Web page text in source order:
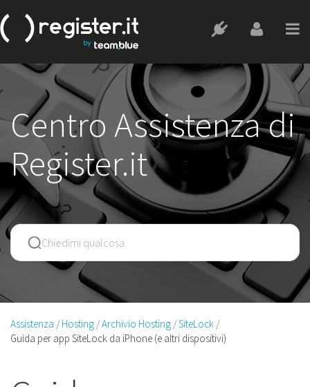
Centro Assistenza di
Register.it
Assistenza Hosting Archivio Hosting SiteLock
Guida per app SiteLock da iPhone (e altri dispositivi)